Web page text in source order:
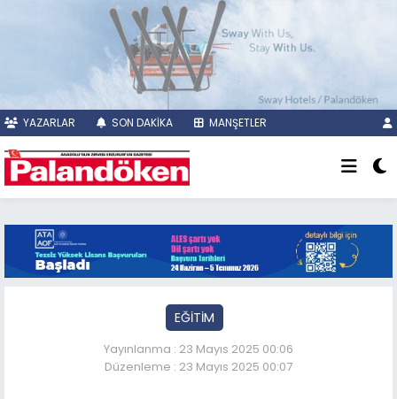
YAZARLAR SON DAKİKA MANŞETLER
EĞİTİM
Yayınlanma : 23 Mayıs 2025 00:06
Düzenleme : 23 Mayıs 2025 00:07